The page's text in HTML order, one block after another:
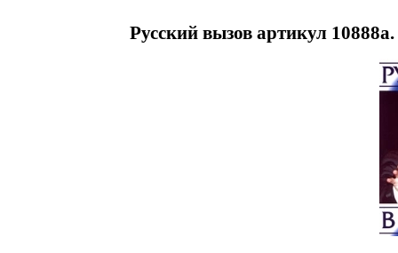
Русский вызов артикул 10888a.